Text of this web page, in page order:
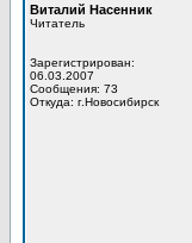
Виталий Насенник
Читатель
Зарегистрирован:
06.03.2007
Сообщения: 73
Откуда: г.Новосибирск